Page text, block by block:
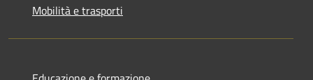
Mobilità e trasporti